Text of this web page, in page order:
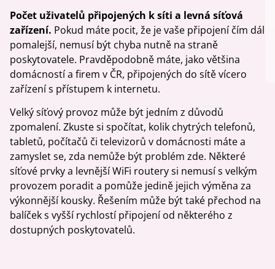
Počet uživatelů připojených k síti a levná síťová
zařízení. Pokud máte pocit, že je vaše připojení čím dál
pomalejší, nemusí být chyba nutně na straně
poskytovatele. Pravděpodobně máte, jako většina
domácností a firem v ČR, připojených do sítě vícero
zařízení s přístupem k internetu.
Velký síťový provoz může být jedním z důvodů
zpomalení. Zkuste si spočítat, kolik chytrých telefonů,
tabletů, počítačů či televizorů v domácnosti máte a
zamyslet se, zda nemůže být problém zde. Některé
síťové prvky a levnější WiFi routery si nemusí s velkým
provozem poradit a pomůže jedině jejich výměna za
výkonnější kousky. Řešením může být také přechod na
balíček s vyšší rychlostí připojení od některého z
dostupných poskytovatelů.